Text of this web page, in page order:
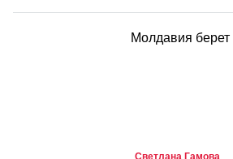
Молдавия
Светлана Гамова